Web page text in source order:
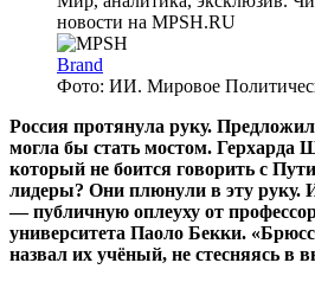
Brand
Фото: ИИ. Мировое
Россия протянула руку.
могла бы стать мостом. Герхарда
который не боится говорить с
лидеры? Они плюнули в эту руку.
— публичную оплеуху от
университета Паоло Бекки.
назвал их учёный, не стесняясь в